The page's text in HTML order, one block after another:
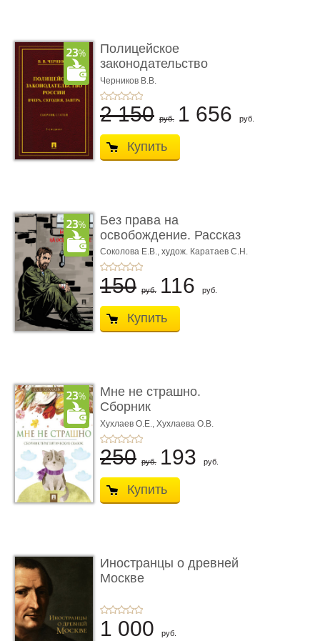
Полицейское
законодательство
России: вчера, с� ...
Черников В.В.
2 150 руб. 1 656 руб.
Купить
Без права на
освобождение. Рассказ
Соколова Е.В., худож. Каратаев С.Н.
150 руб. 116 руб.
Купить
Мне не страшно.
Сборник
терапевтических
сказо� ...
Хухлаев О.Е., Хухлаева О.В.
250 руб. 193 руб.
Купить
Иностранцы о древней
Москве
1 000 руб.